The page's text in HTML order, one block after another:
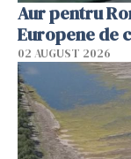
Aur pentru
Europene de
02 AUGUST 2026